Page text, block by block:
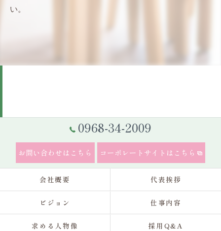
い。
0968-34-2009
お問い合わせはこちら コーポレートサイトはこちら
会社概要 代表挨拶
ビジョン 仕事内容
求める人物像 採用Q&A